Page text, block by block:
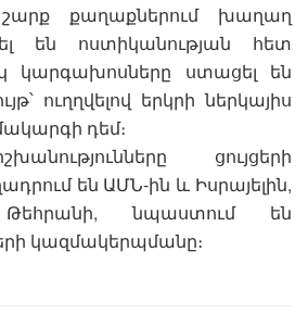
քաղաքներում խաղաղ
են ոստիկանության հետ
կարգախոսները ստացել են
ուղղվելով երկրի ներկայիս
դեմ։
ցույցերի
են ԱՄՆ-ին և Իսրայելին,
նպաստում են
կազմակերպմանը։